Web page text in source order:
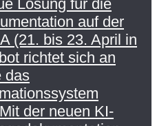
Lösung für die
auf der
(21. bis 23. April in
richtet sich an
das
der neuen KI-